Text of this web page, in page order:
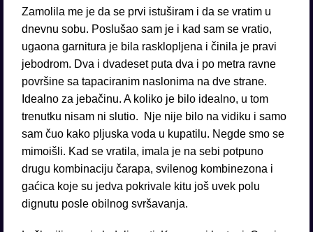
Zamolila me je da se prvi istuširam i da se vratim u
dnevnu sobu. Poslušao sam je i kad sam se vratio,
ugaona garnitura je bila rasklopljena i činila je pravi
jebodrom. Dva i dvadeset puta dva i po metra ravne
površine sa tapaciranim naslonima na dve strane.
Idealno za jebačinu. A koliko je bilo idealno, u tom
trenutku nisam ni slutio. Nje nije bilo na vidiku i samo
sam čuo kako pljuska voda u kupatilu. Negde smo se
mimoišli. Kad se vratila, imala je na sebi potpuno
drugu kombinaciju čarapa, svilenog kombinezona i
gaćica koje su jedva pokrivale kitu još uvek polu
dignutu posle obilnog svršavanja.